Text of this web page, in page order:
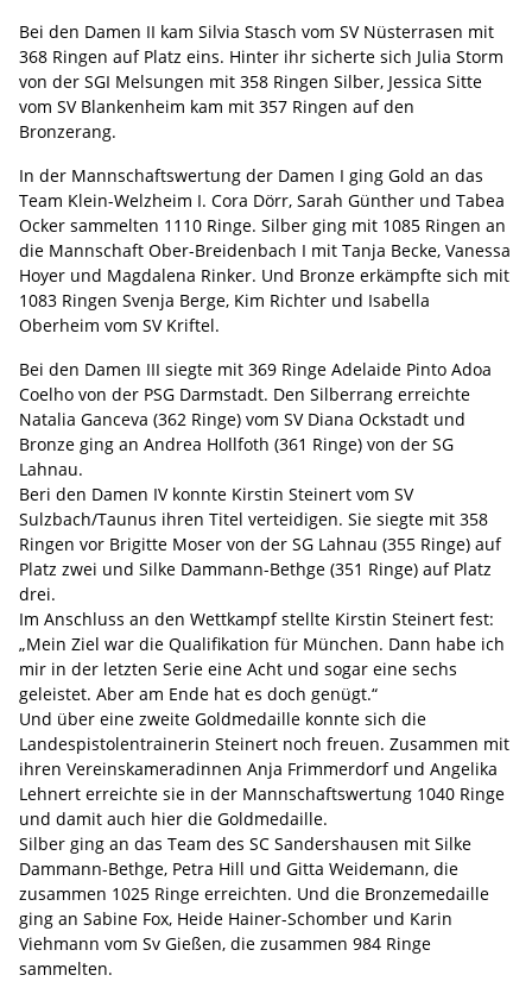
Bei den Damen II kam Silvia Stasch vom SV Nüsterrasen mit
368 Ringen auf Platz eins. Hinter ihr sicherte sich Julia Storm
von der SGI Melsungen mit 358 Ringen Silber, Jessica Sitte
vom SV Blankenheim kam mit 357 Ringen auf den
Bronzerang.
In der Mannschaftswertung der Damen I ging Gold an das
Team Klein-Welzheim I. Cora Dörr, Sarah Günther und Tabea
Ocker sammelten 1110 Ringe. Silber ging mit 1085 Ringen an
die Mannschaft Ober-Breidenbach I mit Tanja Becke, Vanessa
Hoyer und Magdalena Rinker. Und Bronze erkämpfte sich mit
1083 Ringen Svenja Berge, Kim Richter und Isabella
Oberheim vom SV Kriftel.
Bei den Damen III siegte mit 369 Ringe Adelaide Pinto Adoa
Coelho von der PSG Darmstadt. Den Silberrang erreichte
Natalia Ganceva (362 Ringe) vom SV Diana Ockstadt und
Bronze ging an Andrea Hollfoth (361 Ringe) von der SG
Lahnau.
Beri den Damen IV konnte Kirstin Steinert vom SV
Sulzbach/Taunus ihren Titel verteidigen. Sie siegte mit 358
Ringen vor Brigitte Moser von der SG Lahnau (355 Ringe) auf
Platz zwei und Silke Dammann-Bethge (351 Ringe) auf Platz
drei.
Im Anschluss an den Wettkampf stellte Kirstin Steinert fest:
„Mein Ziel war die Qualifikation für München. Dann habe ich
mir in der letzten Serie eine Acht und sogar eine sechs
geleistet. Aber am Ende hat es doch genügt.“
Und über eine zweite Goldmedaille konnte sich die
Landespistolentrainerin Steinert noch freuen. Zusammen mit
ihren Vereinskameradinnen Anja Frimmerdorf und Angelika
Lehnert erreichte sie in der Mannschaftswertung 1040 Ringe
und damit auch hier die Goldmedaille.
Silber ging an das Team des SC Sandershausen mit Silke
Dammann-Bethge, Petra Hill und Gitta Weidemann, die
zusammen 1025 Ringe erreichten. Und die Bronzemedaille
ging an Sabine Fox, Heide Hainer-Schomber und Karin
Viehmann vom Sv Gießen, die zusammen 984 Ringe
sammelten.